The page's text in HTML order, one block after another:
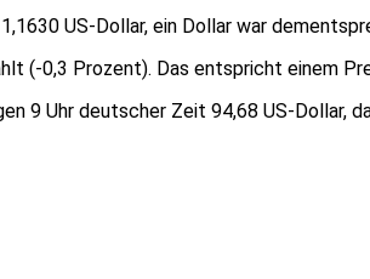
US-Dollar, ein Dollar war
(-0,3 Prozent). Das entspricht einem
9 Uhr deutscher Zeit 94,68 US-Dollar,